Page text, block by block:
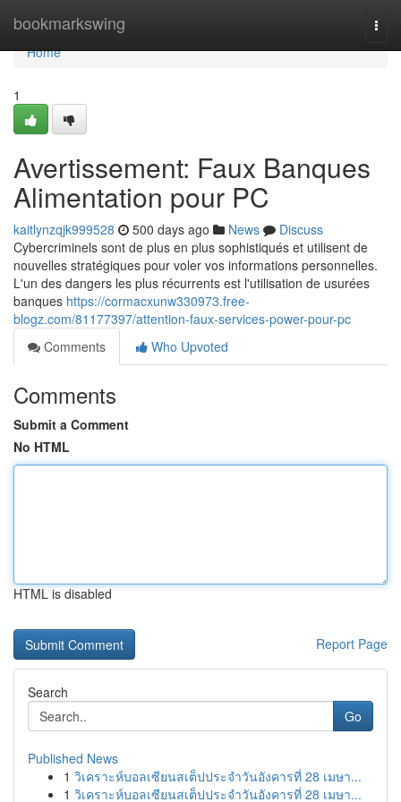
bookmarkswing
Home
Home
1
Avertissement: Faux Banques
Alimentation pour PC
kaitlynzqjk999528 500 days ago News
Discuss
Cybercriminels sont de plus en plus sophistiqués et utilisent de
nouvelles stratégiques pour voler vos informations personnelles.
L'un des dangers les plus récurrents est l'utilisation de usurées
banques https://cormacxunw330973.free-
blogz.com/81177397/attention-faux-services-power-pour-pc
Comments
Who Upvoted
Comments
Submit a Comment
No HTML
HTML is disabled
Report Page
Search
Go
Published News
1 วิเคราะห์บอลเซียนสเต็ปประจำวันอังคารที่ 28 เมษา...
1 วิเคราะห์บอลเซียนสเต็ปประจำวันอังคารที่ 28 เมษา...